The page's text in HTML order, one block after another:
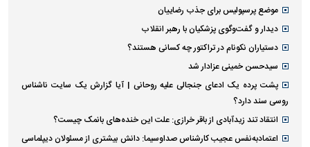
موضع پرسپولیس برای جذب رضاییان
دیدار و گفت‌وگوی پزشکیان با رهبر انقلاب
دستیاران نکونام در تراکتور چه کسانی هستند؟
سیدحسن خمینی عزادار شد
پشت پرده یک ادعای جنجالی علیه روحانی | آیا گزارش یک سایت ناشناس
روسی سند دارد؟
انتقاد تند زیدآبادی از باقر خرازی: علت این خنده‌های بانمک چیست؟
اعتمادبه‌نفس عجیب کارشناس صداوسیما: دانش بیشتری از مسئولان دیپلماسی